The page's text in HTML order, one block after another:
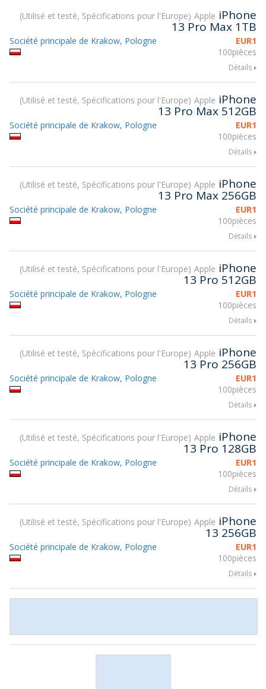
Utilisé et testé, Spécifications pour l'Europe Apple iPhone
13 Pro Max 1TB
EUR1
100pièces
Société principale de Krakow, Pologne
Détails
Utilisé et testé, Spécifications pour l'Europe Apple iPhone
13 Pro Max 512GB
EUR1
100pièces
Société principale de Krakow, Pologne
Détails
Utilisé et testé, Spécifications pour l'Europe Apple iPhone
13 Pro Max 256GB
EUR1
100pièces
Société principale de Krakow, Pologne
Détails
Utilisé et testé, Spécifications pour l'Europe Apple iPhone
13 Pro 512GB
EUR1
100pièces
Société principale de Krakow, Pologne
Détails
Utilisé et testé, Spécifications pour l'Europe Apple iPhone
13 Pro 256GB
EUR1
100pièces
Société principale de Krakow, Pologne
Détails
Utilisé et testé, Spécifications pour l'Europe Apple iPhone
13 Pro 128GB
EUR1
100pièces
Société principale de Krakow, Pologne
Détails
Utilisé et testé, Spécifications pour l'Europe Apple iPhone
13 256GB
EUR1
100pièces
Société principale de Krakow, Pologne
Détails